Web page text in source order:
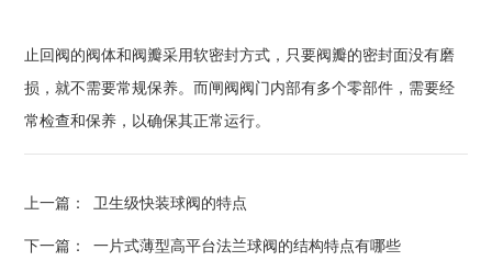
止回阀的阀体和阀瓣采用软密封方式，只要阀瓣的密封面没有磨
损，就不需要常规保养。而闸阀阀门内部有多个零部件，需要经
常检查和保养，以确保其正常运行。
上一篇： 卫生级快装球阀的特点
下一篇： 一片式薄型高平台法兰球阀的结构特点有哪些